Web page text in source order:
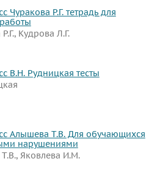
Чуракова Р.Г. тетрадь для
Кудрова Л.Г.
В.Н. Рудницкая тесты
Алышева Т.В. Для обучающихся
нарушениями
Яковлева И.М.